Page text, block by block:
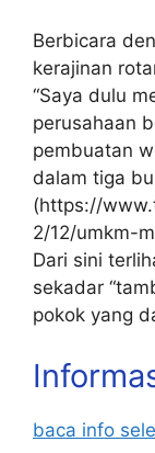
Berbicara
kerajinan
“Saya dulu
perusahaan
pembuatan
dalam tiga
(https://
2/12/umkm-
Dari sini
sekadar
pokok yang
baca info